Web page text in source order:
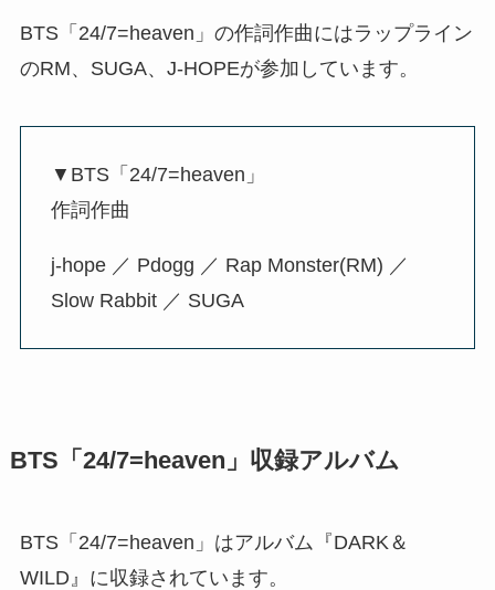
BTS「24/7=heaven」の作詞作曲にはラップライン
のRM、SUGA、J-HOPEが参加しています。
▼BTS「24/7=heaven」
作詞作曲
j-hope ／ Pdogg ／ Rap Monster(RM) ／
Slow Rabbit ／ SUGA
BTS「24/7=heaven」収録アルバム
BTS「24/7=heaven」はアルバム『DARK＆
WILD』に収録されています。